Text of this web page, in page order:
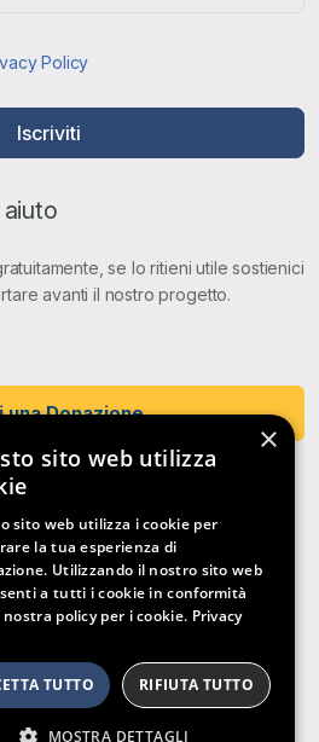
Policy
Iscriviti
se lo ritieni utile sostienici
avanti il nostro progetto.
una Donazione
×
sito web utilizza
sito web utilizza i cookie per
la tua esperienza di
Utilizzando il nostro sito web
a tutti i cookie in conformità
nostra policy per i cookie. Privacy
TUTTO RIFIUTA TUTTO
MOSTRA DETTAGLI